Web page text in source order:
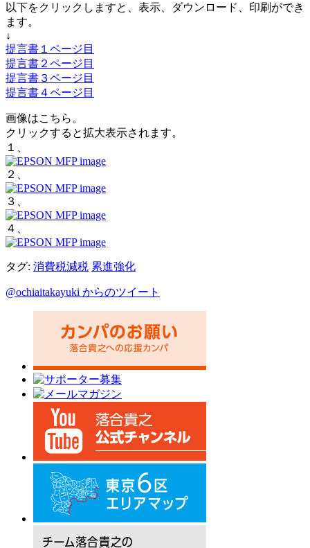
以下をクリックしますと、表示、ダウンロード、印刷ができ
ます。
↓
提言書１ページ目
提言書２ページ目
提言書３ページ目
提言書４ページ目
画像はこちら。
クリックすると拡大表示されます。
１、
２、
３、
４、
タグ: 消費税減税 累進強化
@ochiaitakayuki からのツイート